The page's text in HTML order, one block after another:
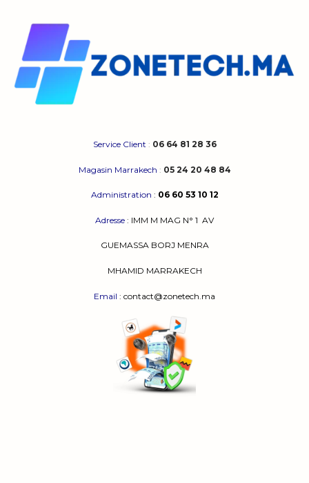
Service Client : 06 64 81 28 36
Magasin Marrakech : 05 24 20 48 84
Administration : 06 60 53 10 12
Adresse : IMM M MAG N° 1 AV
GUEMASSA BORJ MENRA
MHAMID MARRAKECH
Email : contact@zonetech.ma